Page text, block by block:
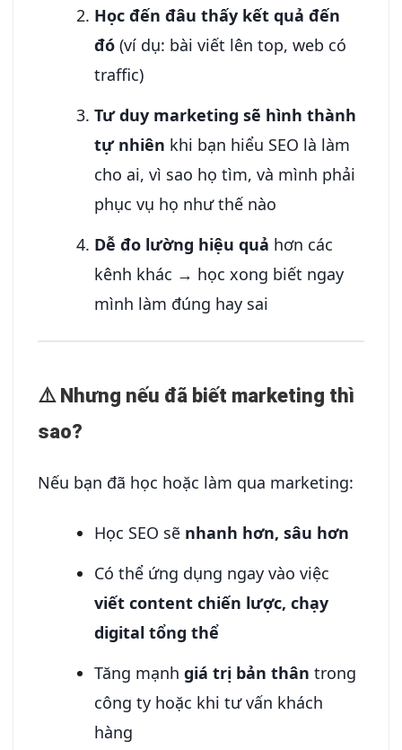
Học đến đâu thấy kết quả đến
đó (ví dụ: bài viết lên top, web có
traffic)
Tư duy marketing sẽ hình thành
tự nhiên khi bạn hiểu SEO là làm
cho ai, vì sao họ tìm, và mình phải
phục vụ họ như thế nào
Dễ đo lường hiệu quả hơn các
kênh khác → học xong biết ngay
mình làm đúng hay sai
⚠️ Nhưng nếu đã biết marketing thì
sao?
Nếu bạn đã học hoặc làm qua marketing:
Học SEO sẽ nhanh hơn, sâu hơn
Có thể ứng dụng ngay vào việc
viết content chiến lược, chạy
digital tổng thể
Tăng mạnhgiá trị bản thân trong
công ty hoặc khi tư vấn khách
hàng